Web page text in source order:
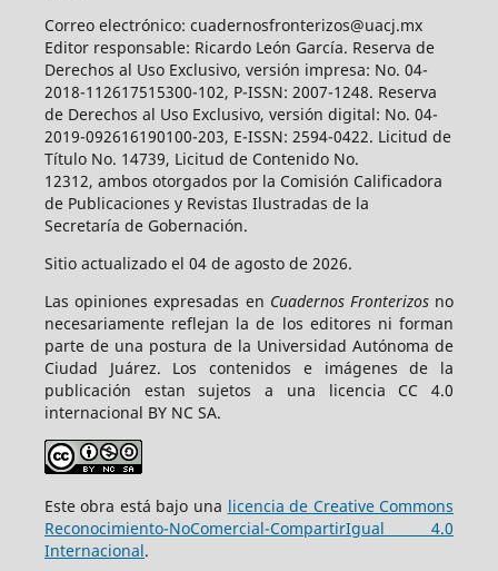
Correo electrónico: cuadernosfronterizos@uacj.mx
Editor responsable: Ricardo León García. Reserva de
Derechos al Uso Exclusivo, versión impresa: No. 04-
2018-112617515300-102, P-ISSN: 2007-1248. Reserva
de Derechos al Uso Exclusivo, versión digital: No. 04-
2019-092616190100-203, E-ISSN: 2594-0422. Licitud de
Título No. 14739, Licitud de Contenido No.
12312, ambos otorgados por la Comisión Calificadora
de Publicaciones y Revistas Ilustradas de la
Secretaría de Gobernación.
Sitio actualizado el 04 de agosto de 2026.
Las opiniones expresadas en Cuadernos Fronterizosno
necesariamente reflejan la de los editores ni forman
parte de una postura de la Universidad Autónoma de
Ciudad Juárez. Los contenidos e imágenes de la
publicación estan sujetos a una licencia CC 4.0
internacional BY NC SA.
Este obra está bajo una licencia de Creative Commons
Reconocimiento-NoComercial-CompartirIgual 4.0
Internacional.